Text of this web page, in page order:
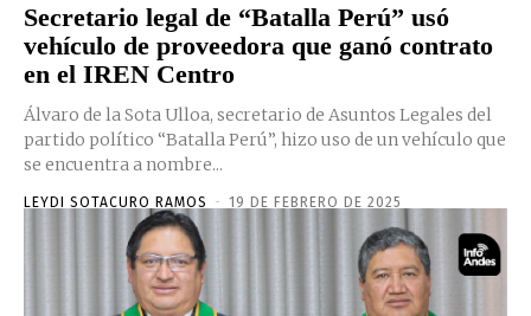
Secretario legal de “Batalla Perú” usó
vehículo de proveedora que ganó contrato
en el IREN Centro
Álvaro de la Sota Ulloa, secretario de Asuntos Legales del
partido político “Batalla Perú”, hizo uso de un vehículo que
se encuentra a nombre...
LEYDI SOTACURO RAMOS - 19 DE FEBRERO DE 2025